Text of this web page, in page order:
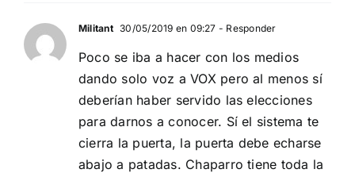
Militant 30/05/2019 en 09:27 - Responder
Poco se iba a hacer con los medios
dando solo voz a VOX pero al menos sí
deberían haber servido las elecciones
para darnos a conocer. Sí el sistema te
cierra la puerta, la puerta debe echarse
abajo a patadas. Chaparro tiene toda la